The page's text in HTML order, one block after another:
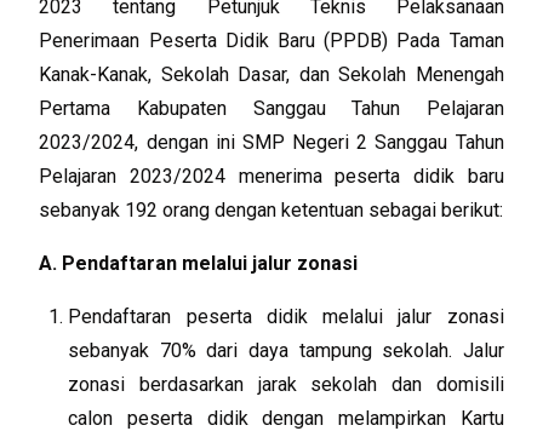
2023 tentang Petunjuk Teknis Pelaksanaan
Penerimaan Peserta Didik Baru (PPDB) Pada Taman
Kanak-Kanak, Sekolah Dasar, dan Sekolah Menengah
Pertama Kabupaten Sanggau Tahun Pelajaran
2023/2024, dengan ini SMP Negeri 2 Sanggau Tahun
Pelajaran 2023/2024 menerima peserta didik baru
sebanyak 192 orang dengan ketentuan sebagai berikut:
A. Pendaftaran melalui jalur zonasi
Pendaftaran peserta didik melalui jalur zonasi
sebanyak 70% dari daya tampung sekolah. Jalur
zonasi berdasarkan jarak sekolah dan domisili
calon peserta didik dengan melampirkan Kartu